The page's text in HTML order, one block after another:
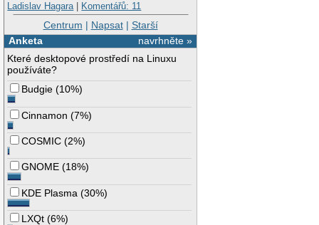
Ladislav Hagara| Komentářů: 11
Centrum | Napsat| Starší
navrhněte »
Anketa
Které desktopové prostředí na Linuxu
používáte?
Budgie (10%)
Cinnamon (7%)
COSMIC (2%)
GNOME (18%)
KDE Plasma (30%)
LXQt (6%)